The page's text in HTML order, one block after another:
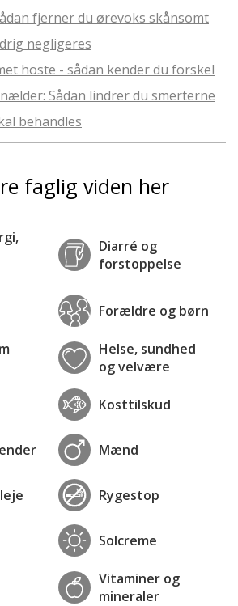
fjerner du ørevoks skånsomt
negligeres
hoste - sådan kender du forskel
Sådan lindrer du smerterne
behandles
faglig viden her
Diarré og
forstoppelse
Forældre og børn
Helse, sundhed
og velvære
Kosttilskud
Mænd
Rygestop
Solcreme
Vitaminer og
mineraler